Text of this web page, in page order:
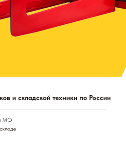
и складской техники по России
и МО